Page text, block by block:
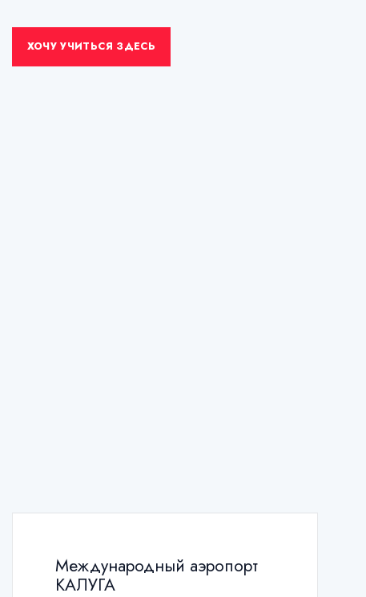
ХОЧУ УЧИТЬСЯ ЗДЕСЬ
Международный аэропорт
КАЛУГА